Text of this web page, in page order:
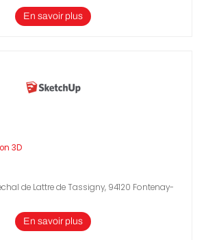
En savoir plus
3D
de Lattre de Tassigny, 94120 Fontenay-
En savoir plus